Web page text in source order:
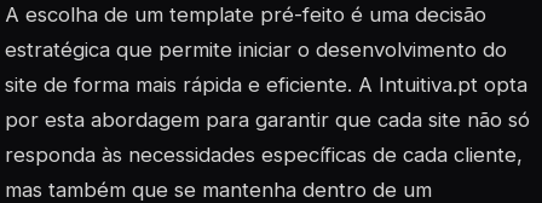
A escolha de um template pré-feito é uma decisão
estratégica que permite iniciar o desenvolvimento do
site de forma mais rápida e eficiente. A Intuitiva.pt opta
por esta abordagem para garantir que cada site não só
responda às necessidades específicas de cada cliente,
mas também que se mantenha dentro de um